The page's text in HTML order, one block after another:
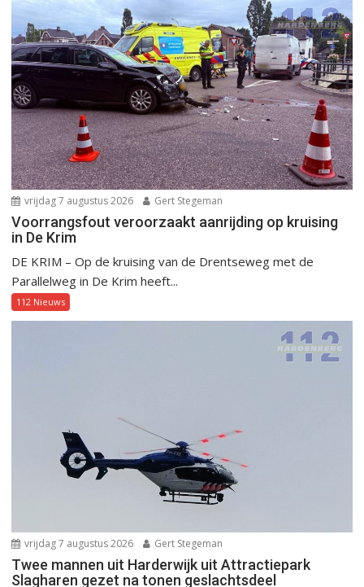
vrijdag 7 augustus 2026 Gert Stegeman
Voorrangsfout veroorzaakt aanrijding op kruising
in De Krim
DE KRIM – Op de kruising van de Drentseweg met de
Parallelweg in De Krim heeft...
112 Nieuws
vrijdag 7 augustus 2026 Gert Stegeman
Twee mannen uit Harderwijk uit Attractiepark
Slagharen gezet na tonen geslachtsdeel